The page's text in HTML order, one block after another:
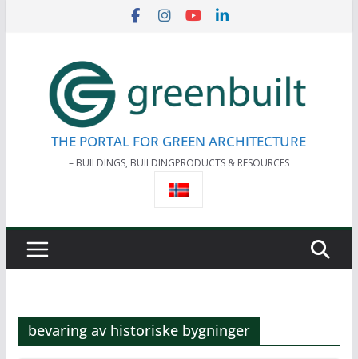
THE PORTAL FOR GREEN ARCHITECTURE
– BUILDINGS, BUILDINGPRODUCTS & RESOURCES
bevaring av historiske bygninger